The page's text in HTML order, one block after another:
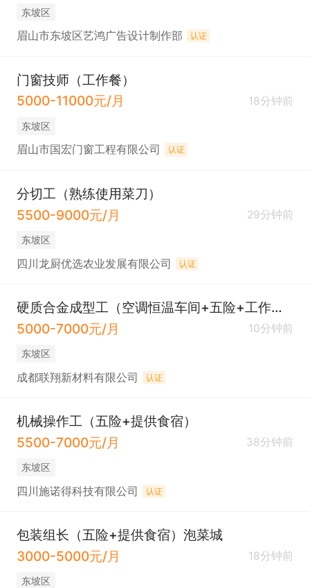
东坡区
眉山市东坡区艺鸿广告设计制作部 认证
门窗技师（工作餐）
5000-11000元/月
18分钟前
东坡区
眉山市国宏门窗工程有限公司 认证
分切工（熟练使用菜刀）
5500-9000元/月
29分钟前
东坡区
四川龙厨优选农业发展有限公司 认证
硬质合金成型工（空调恒温车间+五险+工作餐）
5000-7000元/月
10分钟前
东坡区
成都联翔新材料有限公司 认证
机械操作工（五险+提供食宿）
5500-7000元/月
38分钟前
东坡区
四川施诺得科技有限公司 认证
包装组长（五险+提供食宿）泡菜城
3000-5000元/月
18分钟前
东坡区